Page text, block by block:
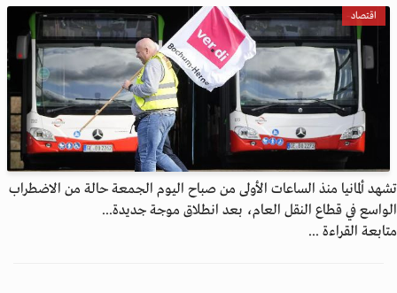
اقتصاد
تشهد ألمانيا منذ الساعات الأولى من صباح اليوم الجمعة حالة من الاضطراب
الواسع في قطاع النقل العام، بعد انطلاق موجة جديدة...
متابعة القراءة ...